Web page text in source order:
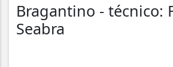
Bragantino - técnico:
Seabra